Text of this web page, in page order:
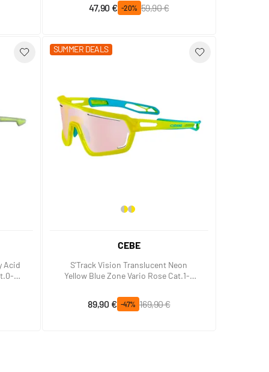
Prix spécial
47,90 € -20%
Prix normal
59,90 €
Acid
3
SUMMER DEALS
CEBE
S'Track Vision Translucent Neon
Yellow Blue Zone Vario Rose Cat.1-3
Prix spécial
89,90 € -47%
Prix normal
169,90 €